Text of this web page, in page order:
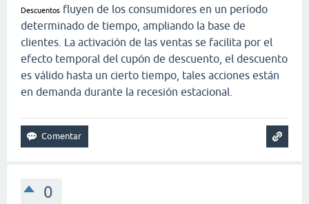
Descuentos fluyen de los consumidores en un período
determinado de tiempo, ampliando la base de
clientes. La activación de las ventas se facilita por el
efecto temporal del cupón de descuento, el descuento
es válido hasta un cierto tiempo, tales acciones están
en demanda durante la recesión estacional.
0